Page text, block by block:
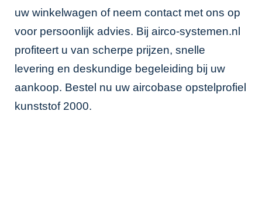
uw winkelwagen of neem contact met ons op
voor persoonlijk advies. Bij airco-systemen.nl
profiteert u van scherpe prijzen, snelle
levering en deskundige begeleiding bij uw
aankoop. Bestel nu uw aircobase opstelprofiel
kunststof 2000.